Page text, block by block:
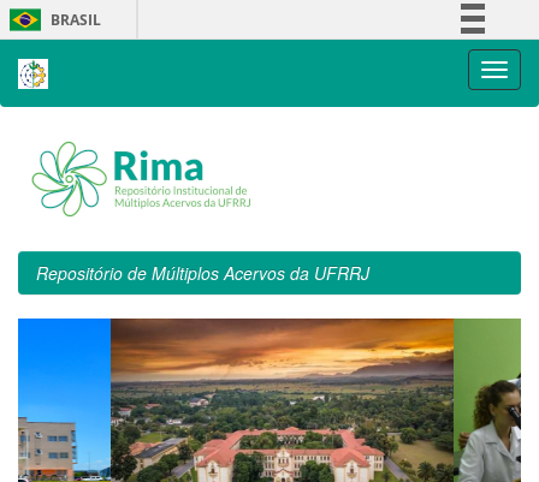
Skip
navigation
BRASIL
Repositório de Múltiplos Acervos da UFRRJ